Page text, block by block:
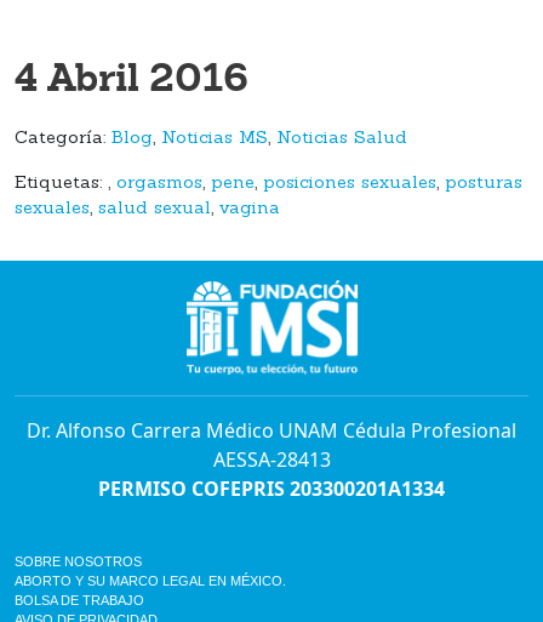
4 Abril 2016
Categoría: Blog, Noticias MS, Noticias Salud
Etiquetas: , orgasmos, pene, posiciones sexuales, posturas
sexuales, salud sexual, vagina
Dr. Alfonso Carrera Médico UNAM Cédula Profesional
AESSA-28413
PERMISO COFEPRIS 203300201A1334
SOBRE NOSOTROS
ABORTO Y SU MARCO LEGAL EN MÉXICO.
BOLSA DE TRABAJO